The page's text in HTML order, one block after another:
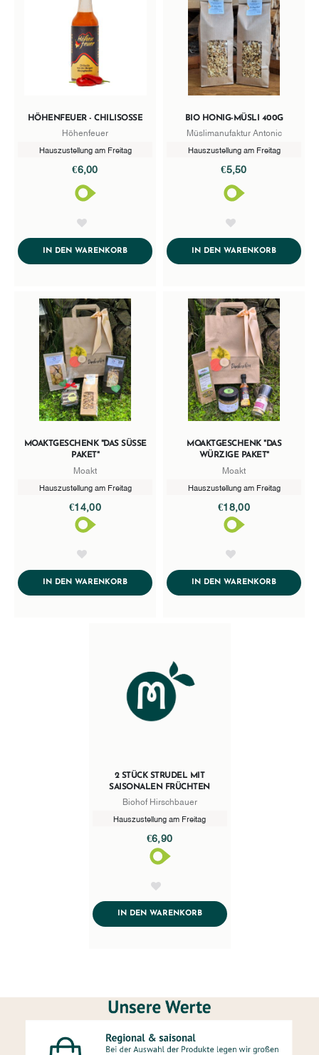
HÖHENFEUER - CHILISOSSE
Höhenfeuer
Hauszustellung am Freitag
€6,00
IN DEN WARENKORBADDTOCART
BIO HONIG-MÜSLI 400G
Müslimanufaktur Antonic
Hauszustellung am Freitag
€5,50
IN DEN WARENKORB
MOAKTGESCHENK "DAS SÜSSE P
AKET"
Moakt
Hauszustellung am Freitag
€14,00
IN DEN WARENKORBADDTOCART
MOAKTGESCHENK "DAS
WÜRZIGE PAKET"
Moakt
Hauszustellung am Freitag
€18,00
IN DEN WARENKORB
2 STÜCK STRUDEL MIT
SAISONALEN FRÜCHTEN
Biohof Hirschbauer
Hauszustellung am Freitag
€6,90
IN DEN WARENKORBADDTOCART